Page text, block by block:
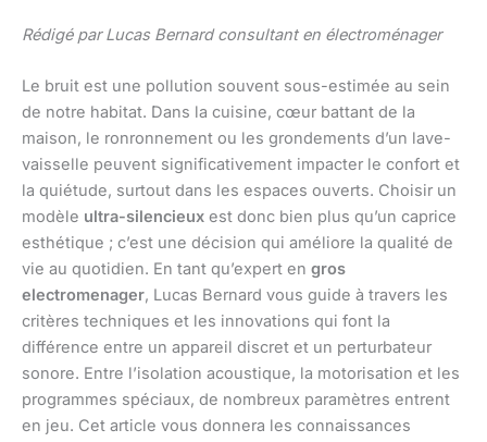
Rédigé par Lucas Bernard consultant en électroménager
Le bruit est une pollution souvent sous-estimée au sein
de notre habitat. Dans la cuisine, cœur battant de la
maison, le ronronnement ou les grondements d’un lave-
vaisselle peuvent significativement impacter le confort et
la quiétude, surtout dans les espaces ouverts. Choisir un
modèle ultra-silencieux est donc bien plus qu’un caprice
esthétique ; c’est une décision qui améliore la qualité de
vie au quotidien. En tant qu’expert en gros
electromenager, Lucas Bernard vous guide à travers les
critères techniques et les innovations qui font la
différence entre un appareil discret et un perturbateur
sonore. Entre l’isolation acoustique, la motorisation et les
programmes spéciaux, de nombreux paramètres entrent
en jeu. Cet article vous donnera les connaissances